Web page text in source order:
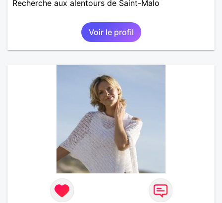
Recherche aux alentours de Saint-Malo
Voir le profil